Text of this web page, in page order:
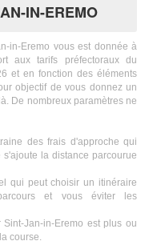
IN-EREMO
in-Eremo vous est donnée à
aux tarifs préfectoraux du
et en fonction des éléments
objectif de vous donnez un
De nombreux paramètres ne
des frais d'approche qui
la distance parcourue
qui peut choisir un itinéraire
et vous éviter les
Jan-in-Eremo est plus ou
course.